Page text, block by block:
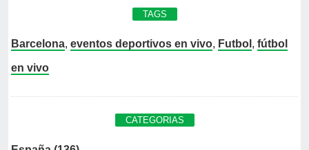
TAGS
Barcelona, eventos deportivos en vivo, Futbol , fútbol
en vivo
CATEGORIAS